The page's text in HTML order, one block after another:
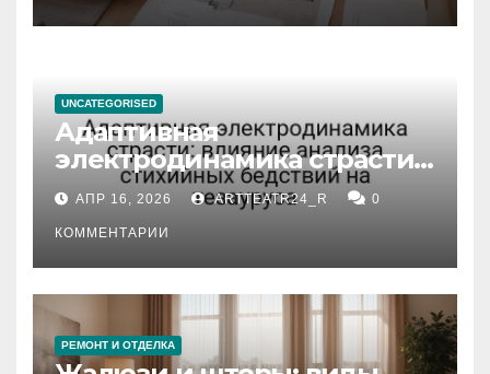
UNCATEGORISED
Адаптивная
электродинамика страсти:
влияние анализа
стихийных бедствий на
тезауруса
АПР 16, 2026 ARTTEATR24_R 0
КОММЕНТАРИИ
РЕМОНТ И ОТДЕЛКА